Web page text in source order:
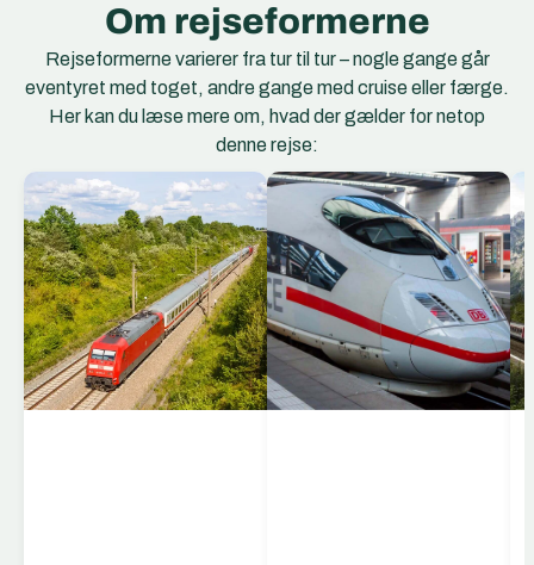
Om rejseformerne
Rejseformerne varierer fra tur til tur – nogle gange går
eventyret med toget, andre gange med cruise eller færge.
Her kan du læse mere om, hvad der gælder for netop
denne rejse:
EC Togene
EuroCity (EC) er et
netværk af
internationale
hurtigtog, der forbinder
storbyer og regioner på
tværs af Europa. EC-